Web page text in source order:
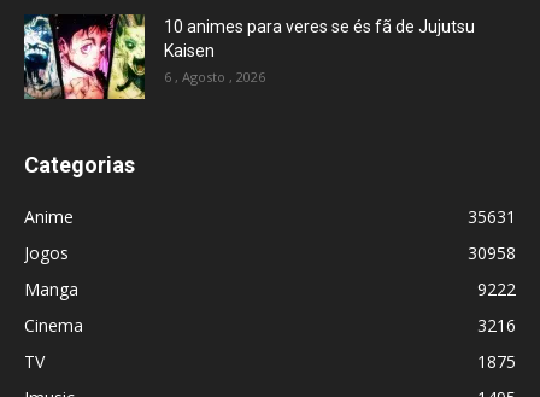
10 animes para veres se és fã de Jujutsu
Kaisen
6 , Agosto , 2026
Categorias
Anime
35631
Jogos
30958
Manga
9222
Cinema
3216
TV
1875